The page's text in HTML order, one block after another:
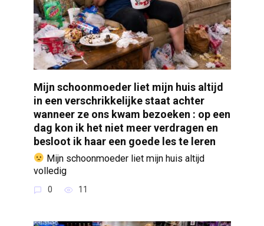
Mijn schoonmoeder liet mijn huis altijd
in een verschrikkelijke staat achter
wanneer ze ons kwam bezoeken : op een
dag kon ik het niet meer verdragen en
besloot ik haar een goede les te leren
Mijn schoonmoeder liet mijn huis altijd
volledig
0 11